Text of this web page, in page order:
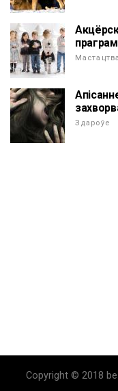
Здароўе
Copyright © 2018